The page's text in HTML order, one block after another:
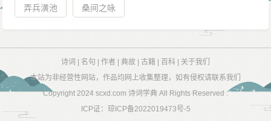
弄兵潢池 桑间之咏
诗词 名句 作者 典故 古籍 百科
关于我们
本站为非经营性网站，作品均网上收集整理，如有侵权请联系我们
Copyright 2024 scxd.com 诗词学典 All Rights Reserved .
ICP证： 琼ICP备2022019473号-5